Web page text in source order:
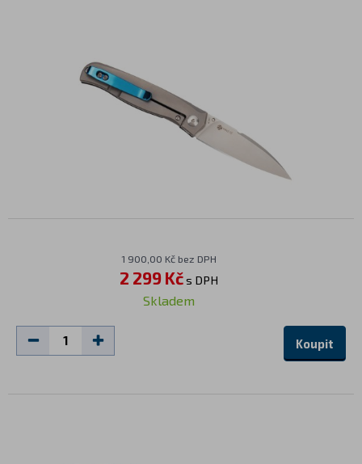
1 900,00 Kč bez DPH
2 299 Kčs DPH
Skladem
Koupit